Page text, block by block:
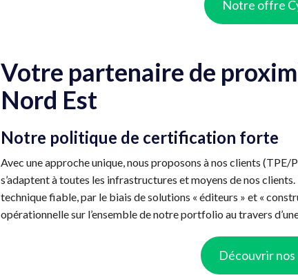
Notre offre
Votre partenaire de
Nord Est
Notre politique de certification forte
Avec une approche unique, nous proposons à nos clients
s’adaptent à toutes les infrastructures et moyens de nos
technique fiable, par le biais de solutions « éditeurs » et «
opérationnelle sur l’ensemble de notre portfolio au travers
Découvrir